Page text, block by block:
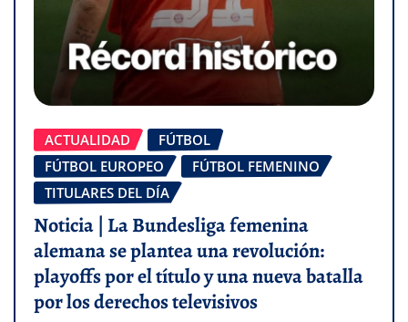
ACTUALIDAD
FÚTBOL
FÚTBOL EUROPEO
FÚTBOL FEMENINO
TITULARES DEL DÍA
Noticia | La Bundesliga femenina
alemana se plantea una revolución:
playoffs por el título y una nueva batalla
por los derechos televisivos